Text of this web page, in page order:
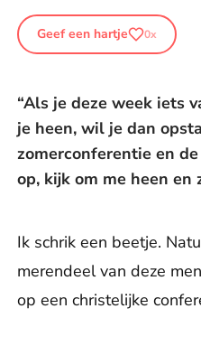
Geef een hartje 0x
“Als je deze week iets
je heen, wil je dan
zomerconferentie en
op, kijk om me heen
Ik schrik een beetje.
merendeel van deze
op een christelijke